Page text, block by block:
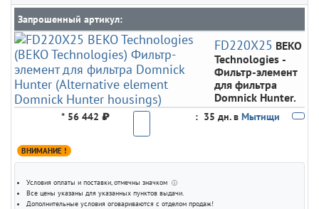
Запрошенный артикул:
FD220X25 BEKO
Technologies -
Фильтр-элемент
для фильтра
Domnick Hunter.
* 56 442 ₽ : 35 дн. в Мытищи
ВНИМАНИЕ !
Условия оплаты и поставки, отмечны значком ⓘ
Все цены указаны для указанных пунктов выдачи.
Дополнительные условия оговариваются с отделом продаж!